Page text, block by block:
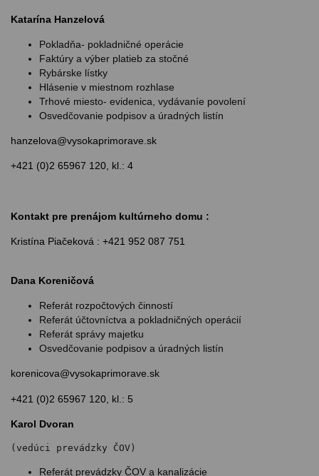
Katarína Hanzelová
Pokladňa- pokladničné operácie
Faktúry a výber platieb za stočné
Rybárske lístky
Hlásenie v miestnom rozhlase
Trhové miesto- evidenica, vydávaníe povolení
Osvedčovanie podpisov a úradných listín
hanzelova@vysokaprimorave.sk
+421 (0)2 65967 120, kl.: 4
Kontakt pre prenájom kultúrneho domu :
Kristína Piačeková : +421 952 087 751
Dana Koreničová
Referát rozpočtových činností
Referát účtovníctva a pokladničných operácií
Referát správy majetku
Osvedčovanie podpisov a úradných listín
korenicova@vysokaprimorave.sk
+421 (0)2 65967 120, kl.: 5
Karol Dvoran
(vedúci prevádzky ČOV)
Referát prevádzky ČOV a kanalizácie